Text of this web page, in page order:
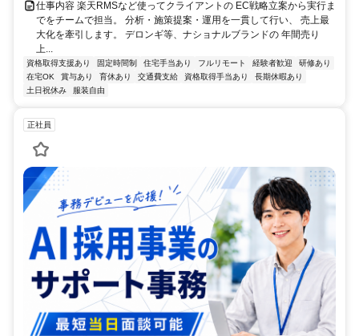
仕事内容 楽天RMSなど使ってクライアントの EC戦略立案から実行ま
でをチームで担当。 分析・施策提案・運用を一貫して行い、 売上最
大化を牽引します。 デロンギ等、ナショナルブランドの 年間売り
上...
資格取得支援あり 固定時間制 住宅手当あり フルリモート 経験者歓迎
研修あり
在宅OK
賞与あり 育休あり 交通費支給 資格取得手当あり
長期休暇あり
土日祝休み
服装自由
正社員